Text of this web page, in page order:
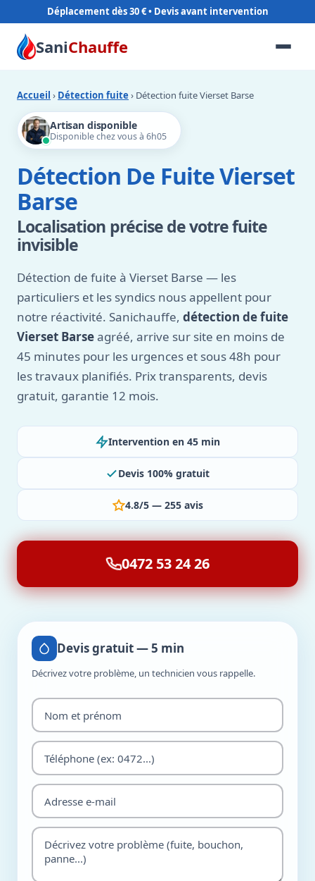
Déplacement dès 30 €
SaniChauffe
Accueil › Détection fuite › Détection fuite Vierset Barse
Artisan disponible
Disponible chez vous à 6h05
Détection De Fuite Vierset
Barse
Localisation précise de votre fuite
invisible
Détection de fuite à Vierset Barse — les
particuliers et les syndics nous appellent pour
notre réactivité. Sanichauffe, détection de fuite
Vierset Barseagréé, arrive sur site en moins de
45 minutes pour les urgences et sous 48h pour
les travaux planifiés. Prix transparents, devis
gratuit, garantie 12 mois.
Intervention en 45 min
Devis 100% gratuit
4.8/5 — 255 avis
0472 53 24 26
Devis gratuit — 5 min
Décrivez votre problème, un technicien vous rappelle.